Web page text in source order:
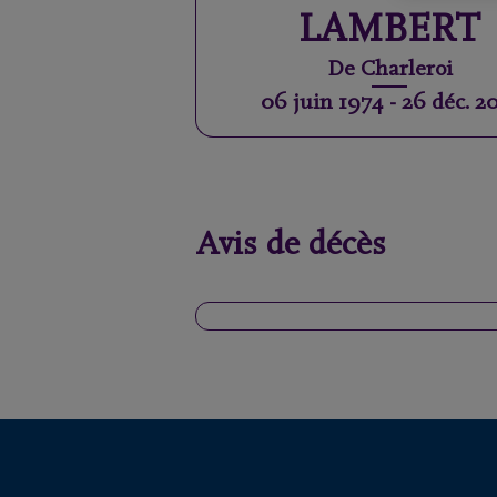
LAMBERT
De Charleroi
06 juin 1974- 26 déc.
Avis de décès